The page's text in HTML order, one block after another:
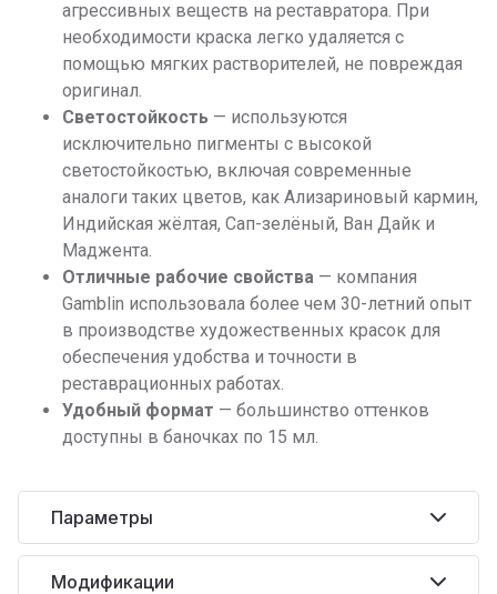
агрессивных веществ на реставратора. При
необходимости краска легко удаляется с
помощью мягких растворителей, не повреждая
оригинал.
Светостойкость — используются
исключительно пигменты с высокой
светостойкостью, включая современные
аналоги таких цветов, как Ализариновый кармин,
Индийская жёлтая, Сап-зелёный, Ван Дайк и
Маджента.
Отличные рабочие свойства — компания
Gamblin использовала более чем 30-летний опыт
в производстве художественных красок для
обеспечения удобства и точности в
реставрационных работах.
Удобный формат — большинство оттенков
доступны в баночках по 15 мл.
Параметры
Модификации